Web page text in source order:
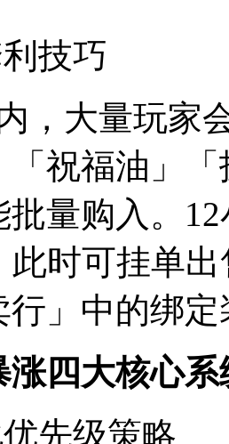
技巧
，大量玩家
「祝福油」
量购入。
此时可挂单
行」中的绑
涨四大核心
先级策略